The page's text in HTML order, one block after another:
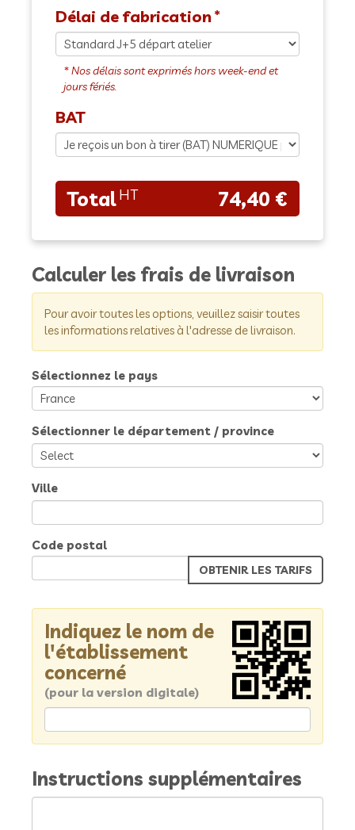
Délai de fabrication
BAT
74,40 €
Calculer les frais de livraison
Pour avoir toutes les options, veuillez saisir toutes
les informations relatives à l'adresse de livraison.
Sélectionnez le pays
Sélectionner le département / province
Ville
Code postal
Indiquez le nom de
l'établissement
concerné
(pour la version digitale)
Instructions supplémentaires